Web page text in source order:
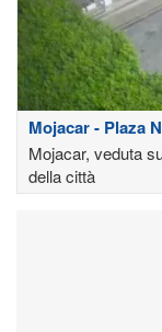
Mojacar - Plaza
Mojacar, veduta
della città